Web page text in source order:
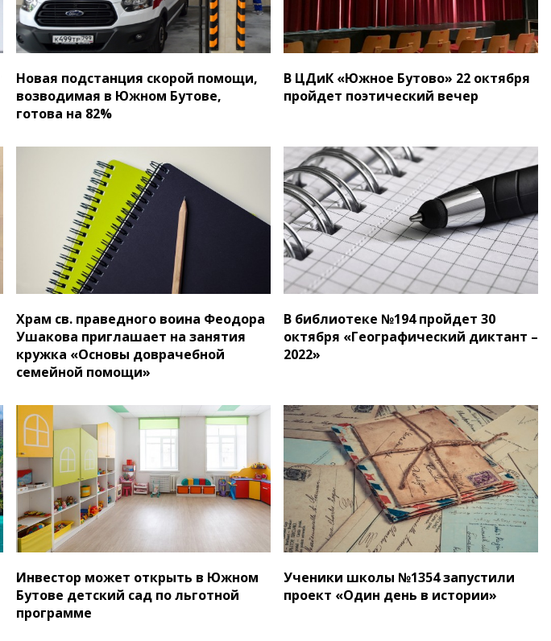
Новая подстанция скорой помощи,
возводимая в Южном Бутове,
готова на 82%
В ЦДиК «Южное Бутово» 22 октября
пройдет поэтический вечер
Храм св. праведного воина Феодора
Ушакова приглашает на занятия
кружка «Основы доврачебной
семейной помощи»
В библиотеке №194 пройдет 30
октября «Географический диктант –
2022»
Инвестор может открыть в Южном
Бутове детский сад по льготной
программе
Ученики школы №1354 запустили
проект «Один день в истории»